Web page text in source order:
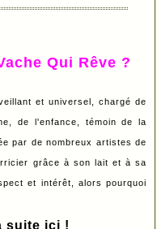
Qui Rêve ?
et universel, chargé de
de l'enfance, témoin de la
par de nombreux artistes de
grâce à son lait et à sa
et intérêt, alors pourquoi
suite ici !